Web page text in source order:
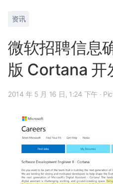
资讯
微软招聘信息
版 Cortana 开
2014 年 5 月 16 日, 1:24 下午 ·